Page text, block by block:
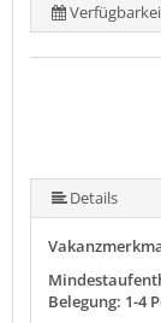
Details
Belegung: 1-4